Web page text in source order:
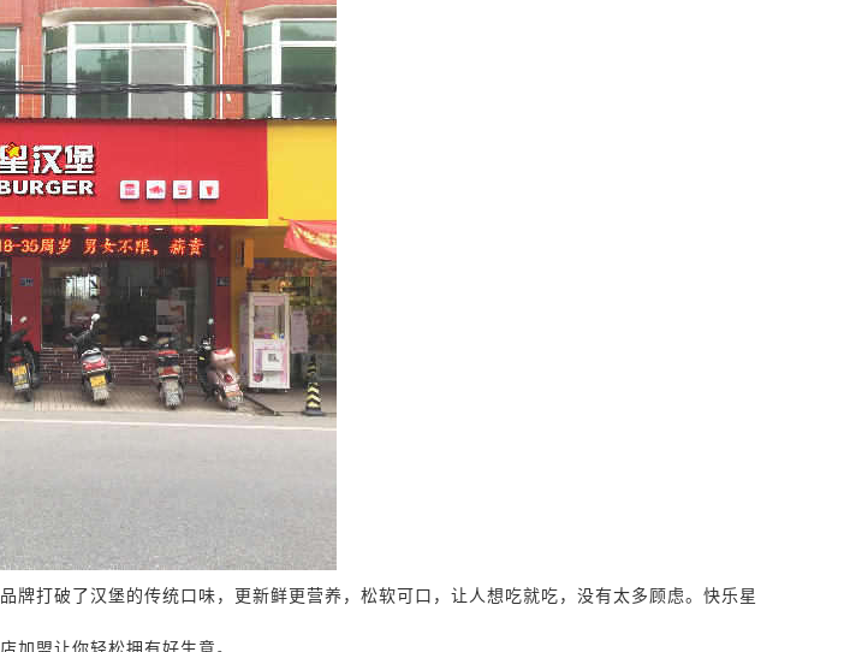
品牌打破了汉堡的传统口味，更新鲜更营养，松软可口，让人想吃就吃，没有太多顾虑。 快乐星